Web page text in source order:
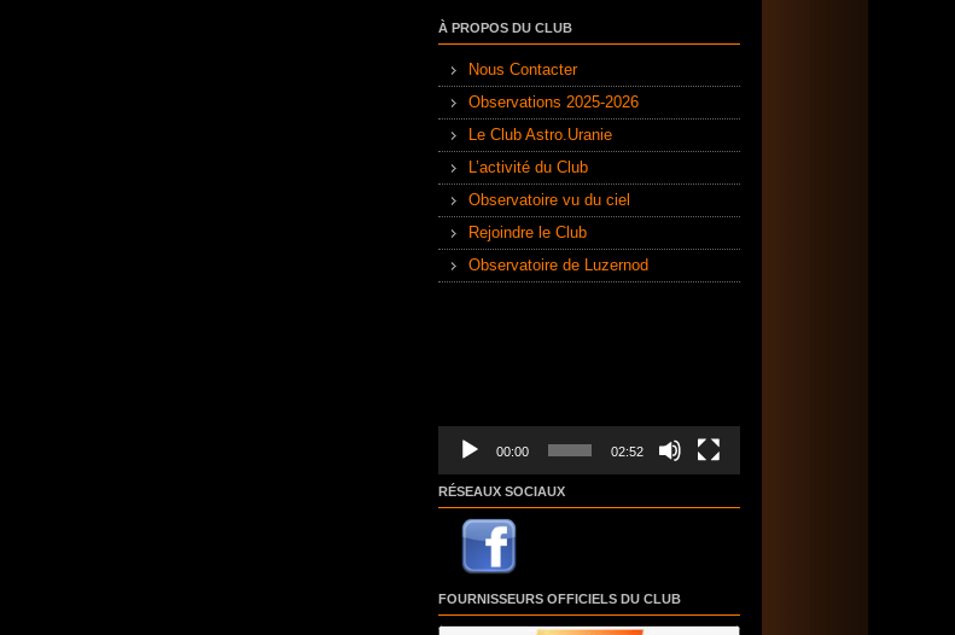
À PROPOS DU CLUB
Nous Contacter
Observations 2025-2026
Le Club Astro.Uranie
L’activité du Club
Observatoire vu du ciel
Rejoindre le Club
Observatoire de Luzernod
00:00 02:52
RÉSEAUX SOCIAUX
FOURNISSEURS OFFICIELS DU CLUB